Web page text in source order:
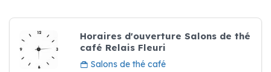
Horaires d'ouverture Salons de thé
café Relais Fleuri
Salons de thé café